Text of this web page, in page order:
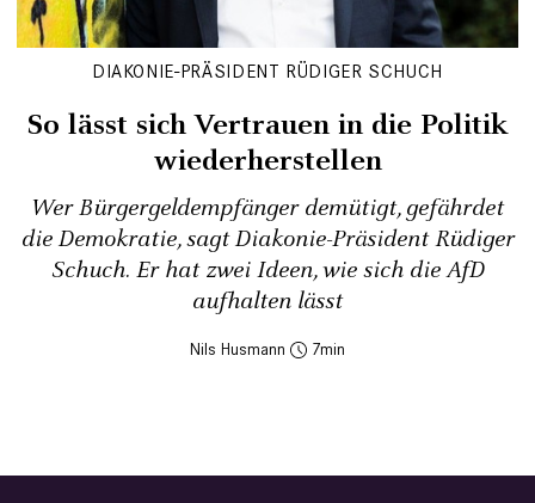
DIAKONIE-PRÄSIDENT RÜDIGER SCHUCH
So lässt sich Vertrauen in die Politik
wiederherstellen
Wer Bürgergeldempfänger demütigt, gefährdet
die Demokratie, sagt Diakonie-Präsident Rüdiger
Schuch. Er hat zwei Ideen, wie sich die AfD
aufhalten lässt
Nils Husmann 7